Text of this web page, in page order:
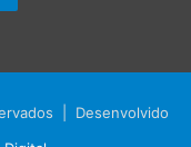
| Desenvolvido